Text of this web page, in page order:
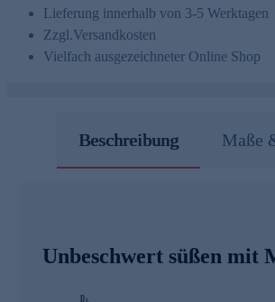
Lieferung innerhalb von 3-5 Werktagen
Zzgl.Versandkosten
Vielfach ausgezeichneter Online Shop
Beschreibung Maße
Unbeschwert süßen mit